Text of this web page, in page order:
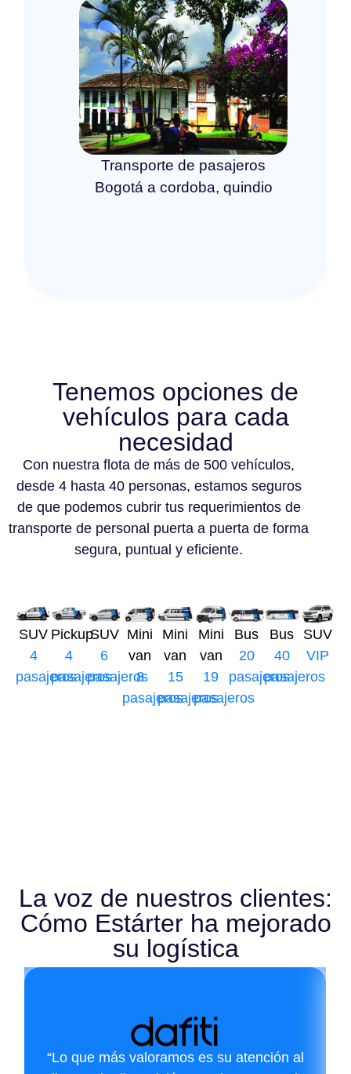
Transporte de pasajeros
Bogotá a cordoba, quindio
Tenemos opciones de
vehículos para cada
necesidad
Con nuestra flota de más de 500 vehículos,
desde 4 hasta 40 personas, estamos seguros
de que podemos cubrir tus requerimientos de
transporte de personal puerta a puerta de forma
segura, puntual y eficiente.
SUV
4
pasajeros
Pickup
4
pasajeros
SUV
6
pasajeros
Mini
van
8
pasajeros
Mini
van
15
pasajeros
Mini
van
19
pasajeros
Bus
20
pasajeros
Bus
40
pasajeros
SUV
VIP
La voz de nuestros clientes:
Cómo Estárter ha mejorado
su logística
“Lo que más valoramos es su atención al